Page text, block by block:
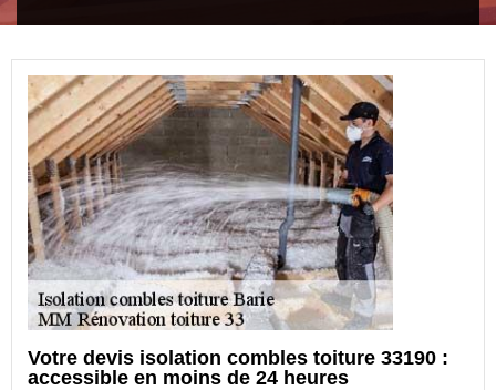
Votre devis isolation combles toiture 33190 :
accessible en moins de 24 heures